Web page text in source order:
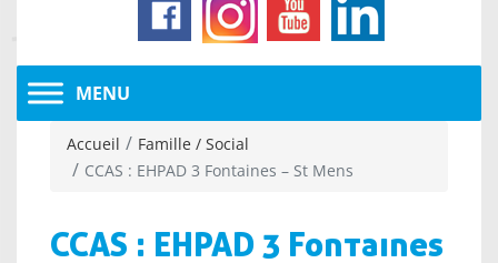
Accueil
Famille / Social
CCAS : EHPAD 3 Fontaines – St Mens
CCAS : EHPAD 3 Fontaines